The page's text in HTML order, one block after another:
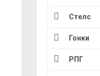
Стелс
Гонки
РПГ